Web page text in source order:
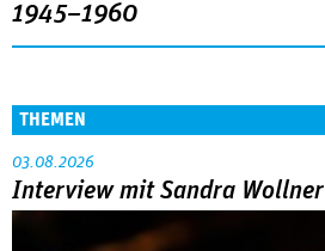
1945–1960
THEMEN
03.08.2026
Interview mit Sandra Wollner